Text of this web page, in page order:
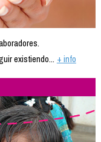
existiendo... + info